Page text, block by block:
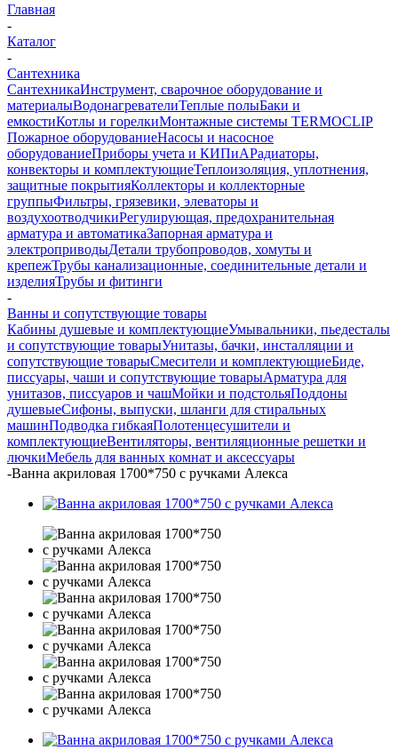
Главная
-
Каталог
-
Сантехника
СантехникаИнструмент, сварочное оборудование и
материалыВодонагревателиТеплые полыБаки и
емкостиКотлы и горелкиМонтажные системы TERMOCLIP
Пожарное оборудованиеНасосы и насосное
оборудованиеПриборы учета и КИПиАРадиаторы,
конвекторы и комплектующиеТеплоизоляция, уплотнения,
защитные покрытияКоллекторы и коллекторные
группыФильтры, грязевики, элеваторы и
воздухоотводчикиРегулирующая, предохранительная
арматура и автоматикаЗапорная арматура и
электроприводыДетали трубопроводов, хомуты и
крепежТрубы канализационные, соединительные детали и
изделияТрубы и фитинги
-
Ванны и сопутствующие товары
Кабины душевые и комплектующиеУмывальники, пьедесталы
и сопутствующие товарыУнитазы, бачки, инсталляции и
сопутствующие товарыСмесители и комплектующиеБиде,
писсуары, чаши и сопутствующие товарыАрматура для
унитазов, писсуаров и чашМойки и подстольяПоддоны
душевыеСифоны, выпуски, шланги для стиральных
машинПодводка гибкаяПолотенцесушители и
комплектующиеВентиляторы, вентиляционные решетки и
лючкиМебель для ванных комнат и аксессуары
-Ванна акриловая 1700*750 с ручками Алекса